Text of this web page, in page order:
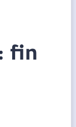
fin